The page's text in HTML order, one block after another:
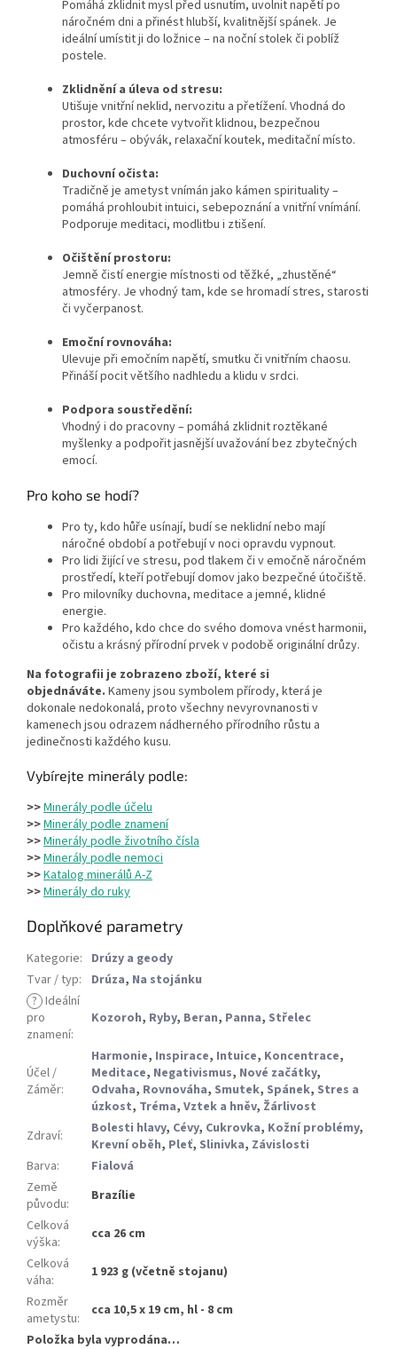
Pomáhá zklidnit mysl před usnutím, uvolnit napětí po
náročném dni a přinést hlubší, kvalitnější spánek. Je
ideální umístit ji do ložnice – na noční stolek či poblíž
postele.
Zklidnění a úleva od stresu:
Utišuje vnitřní neklid, nervozitu a přetížení. Vhodná do
prostor, kde chcete vytvořit klidnou, bezpečnou
atmosféru – obývák, relaxační koutek, meditační místo.
Duchovní očista:
Tradičně je ametyst vnímán jako kámen spirituality –
pomáhá prohloubit intuici, sebepoznání a vnitřní vnímání.
Podporuje meditaci, modlitbu i ztišení.
Očištění prostoru:
Jemně čistí energie místnosti od těžké, „zhustěné“
atmosféry. Je vhodný tam, kde se hromadí stres, starosti
či vyčerpanost.
Emoční rovnováha:
Ulevuje při emočním napětí, smutku či vnitřním chaosu.
Přináší pocit většího nadhledu a klidu v srdci.
Podpora soustředění:
Vhodný i do pracovny – pomáhá zklidnit roztěkané
myšlenky a podpořit jasnější uvažování bez zbytečných
emocí.
Pro koho se hodí?
Pro ty, kdo hůře usínají, budí se neklidní nebo mají
náročné období a potřebují v noci opravdu vypnout.
Pro lidi žijící ve stresu, pod tlakem či v emočně náročném
prostředí, kteří potřebují domov jako bezpečné útočiště.
Pro milovníky duchovna, meditace a jemné, klidné
energie.
Pro každého, kdo chce do svého domova vnést harmonii,
očistu a krásný přírodní prvek v podobě originální drůzy.
Na fotografii je zobrazeno zboží, které si
objednáváte. Kameny jsou symbolem přírody, která je
dokonale nedokonalá, proto všechny nevyrovnanosti v
kamenech jsou odrazem nádherného přírodního růstu a
jedinečnosti každého kusu.
Vybírejte minerály podle:
>>Minerály podle účelu
>>Minerály podle znamení
>>Minerály podle životního čísla
>>Minerály podle nemoci
>>Katalog minerálů A-Z
>>Minerály do ruky
Doplňkové parametry
Kategorie: Drúzy a geody
Tvar / typ: Drúza, Na stojánku
? Ideální
pro
znamení:
Kozoroh, Ryby, Beran, Panna, Střelec
Účel /
Záměr:
Harmonie, Inspirace, Intuice, Koncentrace,
Meditace, Negativismus, Nové začátky,
Odvaha, Rovnováha, Smutek, Spánek, Stres a
úzkost, Tréma, Vztek a hněv, Žárlivost
Zdraví: Bolesti hlavy, Cévy, Cukrovka, Kožní problémy,
Krevní oběh, Pleť, Slinivka, Závislosti
Barva:
Fialová
Země
původu:
Brazílie
Celková
výška:
cca 26 cm
Celková
váha:
1 923 g (včetně stojanu)
Rozměr
ametystu:
cca 10,5 x 19 cm, hl - 8 cm
Položka byla vyprodána…